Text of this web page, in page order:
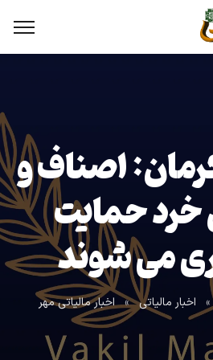
اصناف و
حمایت
می شوند
» اخبار مالیاتی » اخبار مالیاتی مهر